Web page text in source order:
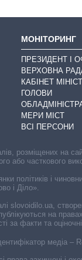
МОНІТОРИНГ
ПРЕЗИДЕНТ І
ВЕРХОВНА
КАБІНЕТ
ГОЛОВИ
МЕРИ МІСТ
ВСІ ПЕРСОНИ
медіа –
розміщених на
або часткового
політиків і
і Діло».
slovoidilo.ua,
на
за факти та